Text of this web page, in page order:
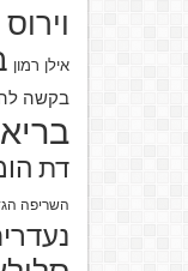
אילן רמון
בקשה
דת
השריפה